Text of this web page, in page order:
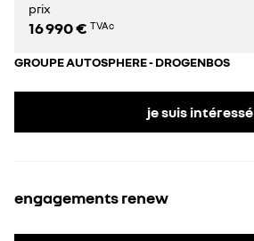
prix
16 990 € TVAc
GROUPE AUTOSPHERE - DROGENBOS
je suis intéressé
engagements renew